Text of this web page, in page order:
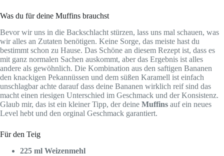
Was du für deine Muffins brauchst
Bevor wir uns in die Backschlacht stürzen, lass uns mal schauen, was
wir alles an Zutaten benötigen. Keine Sorge, das meiste hast du
bestimmt schon zu Hause. Das Schöne an diesem Rezept ist, dass es
mit ganz normalen Sachen auskommt, aber das Ergebnis ist alles
andere als gewöhnlich. Die Kombination aus den saftigen Bananen
den knackigen Pekannüssen und dem süßen Karamell ist einfach
unschlagbar achte darauf dass deine Bananen wirklich reif sind das
macht einen riesigen Unterschied im Geschmack und der Konsistenz.
Glaub mir, das ist ein kleiner Tipp, der deine Muffins auf ein neues
Level hebt und den orginal Geschmack garantiert.
Für den Teig
225 ml Weizenmehl